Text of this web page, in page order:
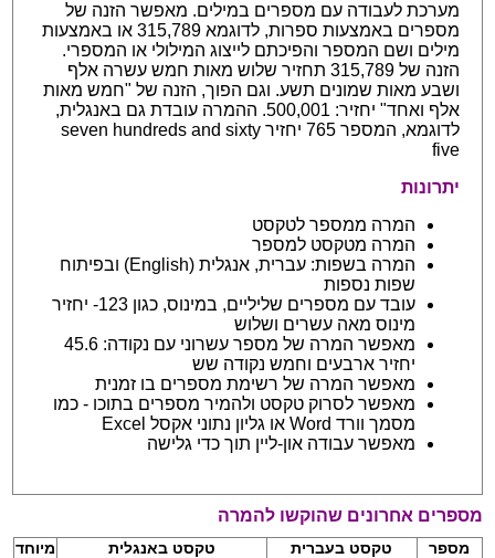
מערכת לעבודה עם מספרים במילים. מאפשר הזנה של
מספרים באמצעות ספרות, לדוגמא 315,789 או באמצעות
מילים ושם המספר והפיכתם לייצוג המילולי או המספרי.
הזנה של 315,789 תחזיר שלוש מאות חמש עשרה אלף
ושבע מאות שמונים תשע. וגם הפוך, הזנה של "חמש מאות
אלף ואחד" יחזיר: 500,001. ההמרה עובדת גם באנגלית,
לדוגמא, המספר 765 יחזיר seven hundreds and sixty
five
יתרונות
המרה ממספר לטקסט
המרה מטקסט למספר
המרה בשפות: עברית, אנגלית (English) ובפיתוח
שפות נספות
עובד עם מספרים שליליים, במינוס, כגון 123- יחזיר
מינוס מאה עשרים ושלוש
מאפשר המרה של מספר עשרוני עם נקודה: 45.6
יחזיר ארבעים וחמש נקודה שש
מאפשר המרה של רשימת מספרים בו זמנית
מאפשר לסרוק טקסט ולהמיר מספרים בתוכו - כמו
מסמך וורד Word או גליון נתוני אקסל Excel
מאפשר עבודה און-ליין תוך כדי גלישה
מספרים אחרונים שהוקשו להמרה
מספר טקסט בעברית טקסט באנגלית
מיוחד